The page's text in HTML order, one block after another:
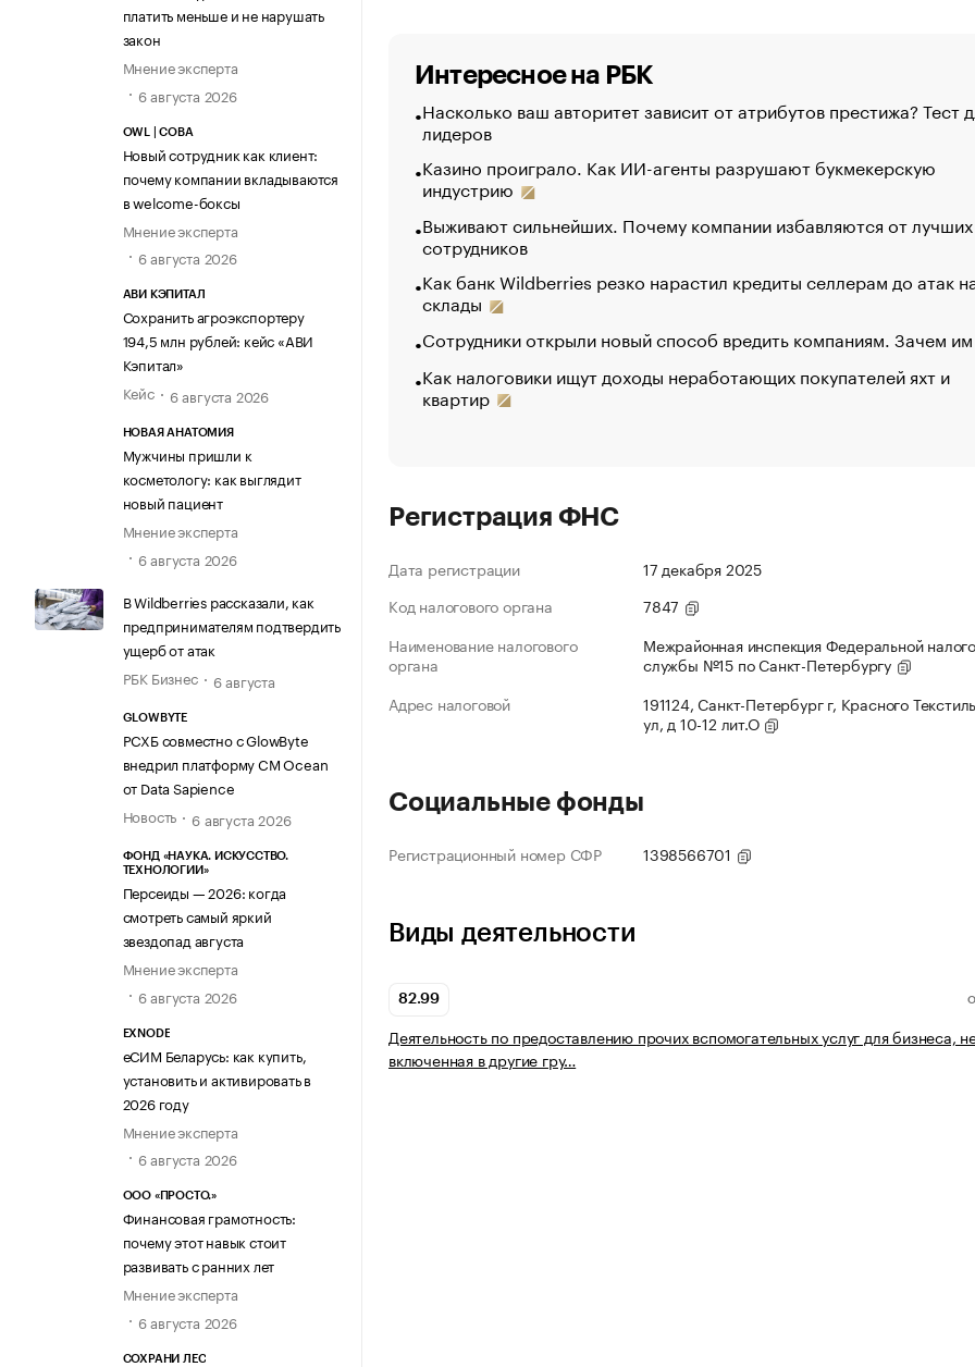
платить меньше и не нарушать
закон
Мнение эксперта
6 августа 2026
OWL | СОВА
Новый сотрудник как клиент:
почему компании вкладываются
в welcome-боксы
Мнение эксперта
6 августа 2026
АВИ КЭПИТАЛ
Сохранить агроэкспортеру
194,5 млн рублей: кейс «АВИ
Кэпитал»
Кейс
6 августа 2026
НОВАЯ АНАТОМИЯ
Мужчины пришли к
косметологу: как выглядит
новый пациент
Мнение эксперта
6 августа 2026
В Wildberries рассказали, как
предпринимателям подтвердить
ущерб от атак
РБК Бизнес
6 августа
GLOWBYTE
РСХБ совместно с GlowByte
внедрил платформу CM Ocean
от Data Sapience
Новость
6 августа 2026
ФОНД «НАУКА. ИСКУССТВО.
ТЕХНОЛОГИИ»
Персеиды — 2026: когда
смотреть самый яркий
звездопад августа
Мнение эксперта
6 августа 2026
EXNODE
еСИМ Беларусь: как купить,
установить и активировать в
2026 году
Мнение эксперта
6 августа 2026
ООО «ПРОСТО.»
Финансовая грамотность:
почему этот навык стоит
развивать с ранних лет
Мнение эксперта
6 августа 2026
СОХРАНИ ЛЕС
Интересное на РБК
Насколько ваш авторитет зависит от атрибутов престижа? Тест
лидеров
Казино проиграло. Как ИИ-агенты разрушают букмекерскую
индустрию
Выживают сильнейших. Почему компании избавляются от лучших
сотрудников
Как банк Wildberries резко нарастил кредиты селлерам до атак
склады
Сотрудники открыли новый способ вредить компаниям. Зачем
Как налоговики ищут доходы неработающих покупателей яхт и
квартир
Регистрация ФНС
Дата регистрации
17 декабря 2025
Код налогового органа
7847
Наименование налогового
органа
Межрайонная инспекция Федеральной
службы №15 по Санкт-Петербургу
Адрес налоговой
191124, Санкт-Петербург г, Красного
ул, д 10-12 лит.О
Социальные фонды
Регистрационный номер СФР 1398566701
Виды деятельности
82.99
Деятельность по предоставлению прочих вспомогательных услуг для бизнеса,
включенная в другие гру…